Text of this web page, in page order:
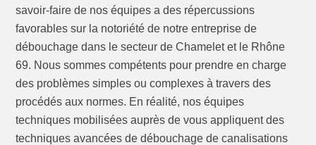
savoir-faire de nos équipes a des répercussions
favorables sur la notoriété de notre entreprise de
débouchage dans le secteur de Chamelet et le Rhône
69. Nous sommes compétents pour prendre en charge
des problèmes simples ou complexes à travers des
procédés aux normes. En réalité, nos équipes
techniques mobilisées auprès de vous appliquent des
techniques avancées de débouchage de canalisations